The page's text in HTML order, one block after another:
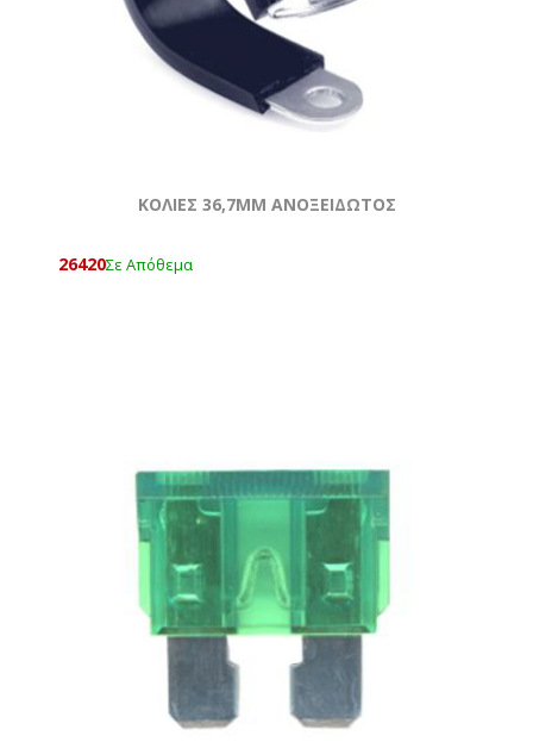
ΚΟΛΙΕΣ 36,7MM ΑΝΟΞΕΙΔΩΤΟΣ
26420Σε Απόθεμα